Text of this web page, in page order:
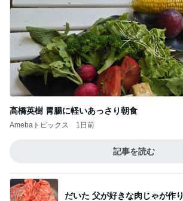
高橋英樹 胃腸に軽いあっさり朝食
Amebaトピックス 1日前
記事を読む
だいた 父が好きな肉じゃが作り